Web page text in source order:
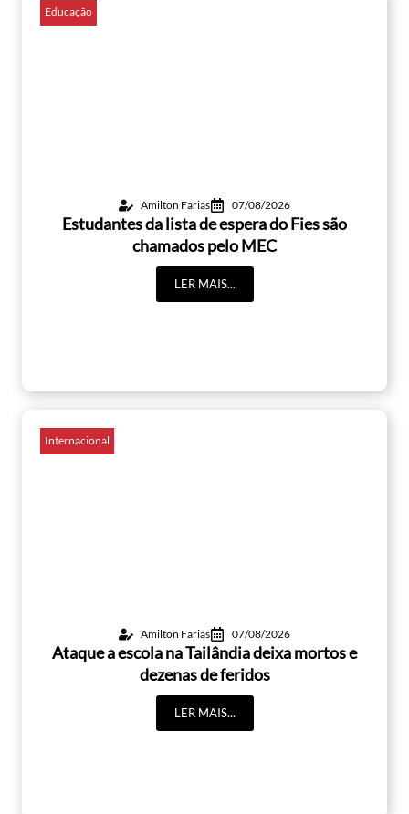
Educação
Amilton Farias 07/08/2026
Estudantes da lista de espera do Fies são
chamados pelo MEC
LER MAIS...
Internacional
Amilton Farias 07/08/2026
Ataque a escola na Tailândia deixa mortos e
dezenas de feridos
LER MAIS...